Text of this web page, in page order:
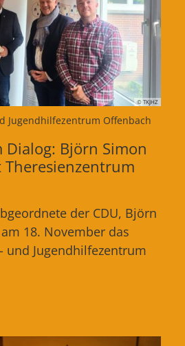
© TKJHZ
Jugendhilfezentrum Offenbach
Dialog: Björn Simon
Theresienzentrum
der CDU, Björn
18. November das
und Jugendhilfezentrum